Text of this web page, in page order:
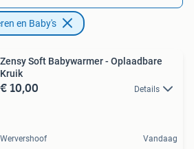
en Baby's
Zensy Soft Babywarmer - Oplaadbare
Kruik
€ 10,00 Details
Wervershoof Vandaag